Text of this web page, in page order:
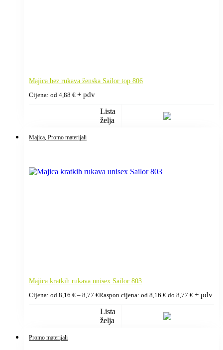
Majica bez rukava ženska Sailor top 806
Cijena: od 4,88 € + pdv
Lista
želja
Majica, Promo materijali
Majica kratkih rukava unisex Sailor 803
Cijena: od 8,16 € – 8,77 €Raspon cijena: od 8,16 € do 8,77 € + pdv
Lista
želja
Promo materijali